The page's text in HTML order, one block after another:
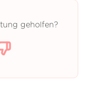
geholfen?